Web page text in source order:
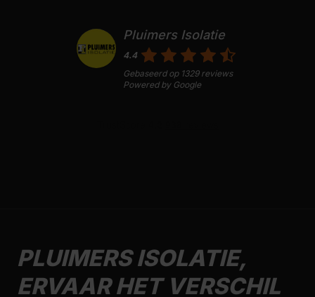
Pluimers Isolatie
4.4
Gebaseerd op 1329reviews
Powered by Google
PLUIMERS ISOLATIE,
ERVAAR HET VERSCHIL